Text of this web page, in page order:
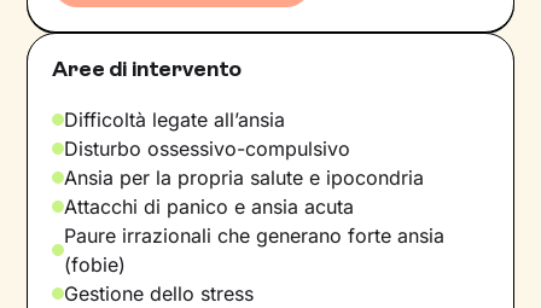
Aree di intervento
Difficoltà legate all’ansia
Disturbo ossessivo-compulsivo
Ansia per la propria salute e ipocondria
Attacchi di panico e ansia acuta
Paure irrazionali che generano forte ansia
(fobie)
Gestione dello stress